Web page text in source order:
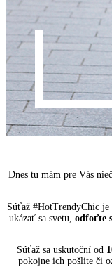
Dnes tu mám pre Vás
Súťaž #HotTrendyChic
ukázať sa svetu, odfoťte
Súťaž sa uskutoční od
pokojne ich pošlite či